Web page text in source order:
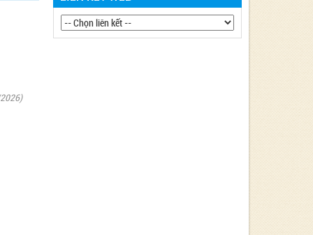
2024 - Lĩnh vực Y tế
Văn bản 90/KH-BCĐ-PH06 thực hiện